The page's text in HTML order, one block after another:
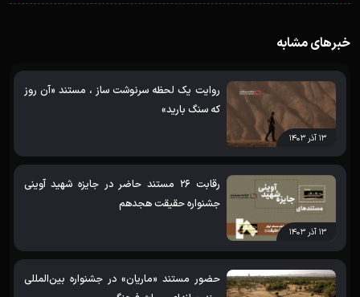
خبرهای مشابه
۱۳ آذر ۱۴۰۳
روایت یک لحظه سرنوشت ساز ، مستند «آن روز
که سنگ بارید»
۱۳ آذر ۱۴۰۳
رقابت 26 مستند حاضر در جایزه شهید آوینی
جشنواره حقیقت هجدهم
حضور مستند «ماریان» در جشنواره بین‌المللی